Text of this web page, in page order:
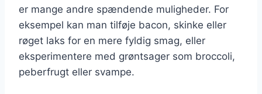
er mange andre spændende muligheder. For
eksempel kan man tilføje bacon, skinke eller
røget laks for en mere fyldig smag, eller
eksperimentere med grøntsager som broccoli,
peberfrugt eller svampe.